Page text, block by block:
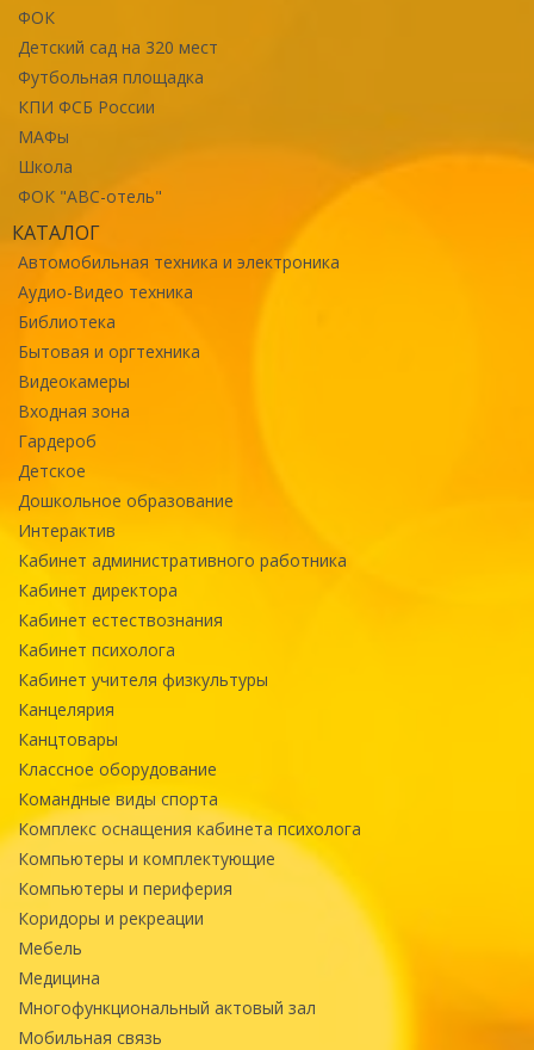
ФОК
Детский сад на 320 мест
Футбольная площадка
КПИ ФСБ России
МАФы
Школа
ФОК "ABC-отель"
КАТАЛОГ
Автомобильная техника и электроника
Аудио-Видео техника
Библиотека
Бытовая и оргтехника
Видеокамеры
Входная зона
Гардероб
Детское
Дошкольное образование
Интерактив
Кабинет административного работника
Кабинет директора
Кабинет естествознания
Кабинет психолога
Кабинет учителя физкультуры
Канцелярия
Канцтовары
Классное оборудование
Командные виды спорта
Комплекс оснащения кабинета психолога
Компьютеры и комплектующие
Компьютеры и периферия
Коридоры и рекреации
Мебель
Медицина
Многофункциональный актовый зал
Мобильная связь